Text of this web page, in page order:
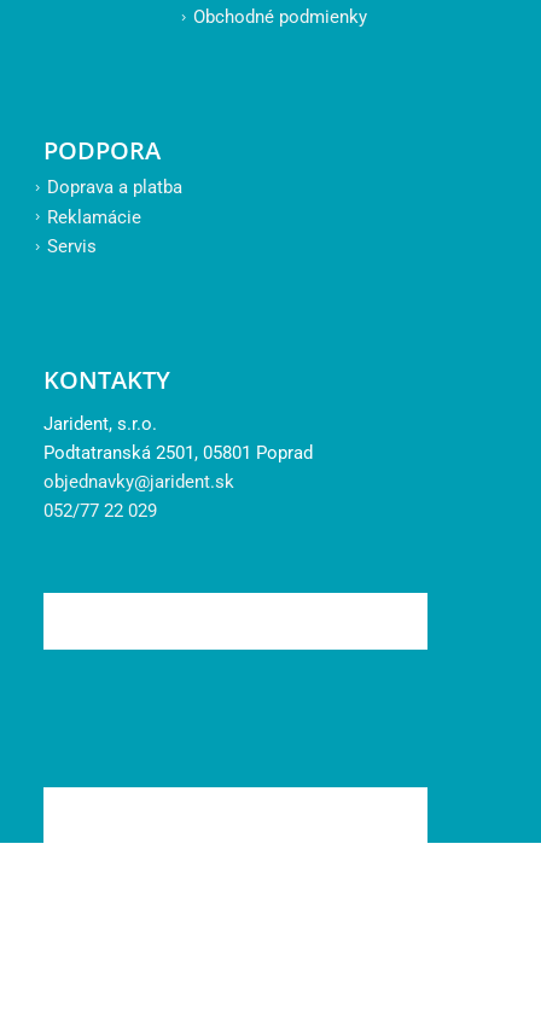
Obchodné podmienky
PODPORA
Doprava a platba
Reklamácie
Servis
KONTAKTY
Jarident, s.r.o.
Podtatranská 2501, 05801 Poprad
objednavky@jarident.sk
052/77 22 029